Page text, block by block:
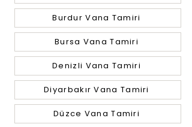
Burdur Vana Tamiri
Bursa Vana Tamiri
Denizli Vana Tamiri
Diyarbakır Vana Tamiri
Düzce Vana Tamiri